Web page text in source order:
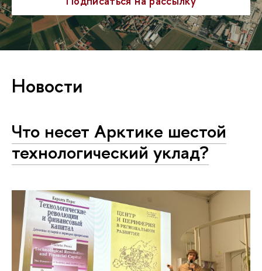
Новости
Что несет Арктике шестой
технологический уклад?